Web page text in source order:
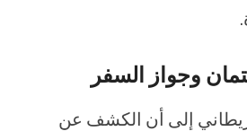
إلى أن الكشف عن